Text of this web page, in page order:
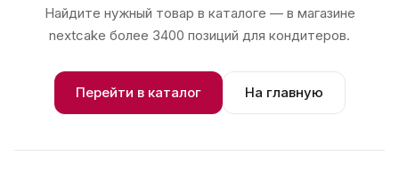
Найдите нужный товар в каталоге — в магазине
nextcake более 3400 позиций для кондитеров.
Перейти в каталог На главную